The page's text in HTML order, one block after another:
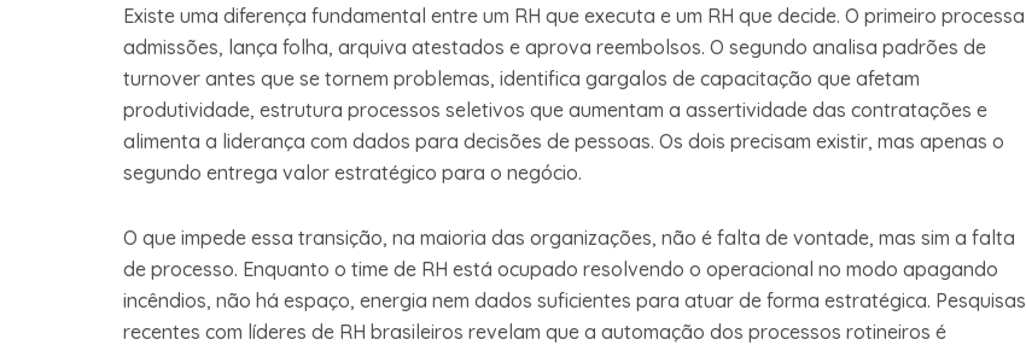
Existe uma diferença fundamental entre um RH que executa e um RH que decide. O primeiro processa
admissões, lança folha, arquiva atestados e aprova reembolsos. O segundo analisa padrões de
turnover antes que se tornem problemas, identifica gargalos de capacitação que afetam
produtividade, estrutura processos seletivos que aumentam a assertividade das contratações e
alimenta a liderança com dados para decisões de pessoas. Os dois precisam existir, mas apenas o
segundo entrega valor estratégico para o negócio.
O que impede essa transição, na maioria das organizações, não é falta de vontade, mas sim a falta
de processo. Enquanto o time de RH está ocupado resolvendo o operacional no modo apagando
incêndios, não há espaço, energia nem dados suficientes para atuar de forma estratégica. Pesquisas
recentes com líderes de RH brasileiros revelam que a automação dos processos rotineiros é